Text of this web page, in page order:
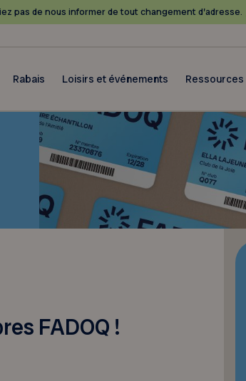
pas de nous informer de tout changement d’adresse.
Rabais Loisirs et événements Ressources
FADOQ !